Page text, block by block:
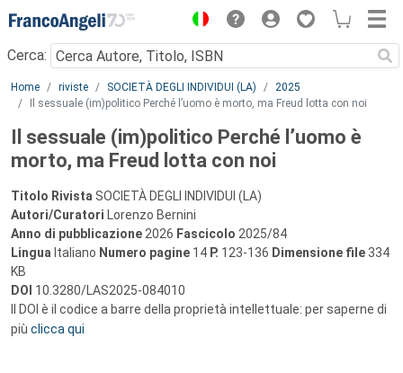
Menu
Cerca:
Main content
Home riviste SOCIETÀ DEGLI INDIVIDUI (LA)
2025
Il sessuale (im)politico Perché l’uomo è morto, ma Freud lotta con noi
Il sessuale (im)politico Perché l’uomo è
morto, ma Freud lotta con noi
Titolo Rivista SOCIETÀ DEGLI INDIVIDUI (LA)
Autori/Curatori Lorenzo Bernini
Anno di pubblicazione 2026 Fascicolo 2025/84
Lingua Italiano Numero pagine 14 P. 123-136 Dimensione file 334
KB
DOI 10.3280/LAS2025-084010
Il DOI è il codice a barre della proprietà intellettuale: per saperne di
più clicca qui